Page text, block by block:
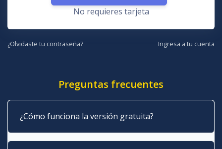
No requieres tarjeta
¿Olvidaste tu contraseña? Ingresa a tu cuenta
Preguntas frecuentes
¿Cómo funciona la versión gratuita?